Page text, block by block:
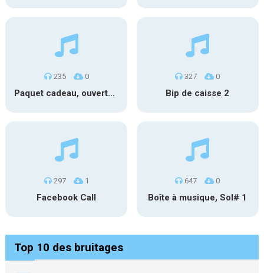
235 0
Paquet cadeau, ouverture #1
327 0
Bip de caisse 2
297 1
Facebook Call
647 0
Boîte à musique, Sol# 1
Top 10 des bruitages